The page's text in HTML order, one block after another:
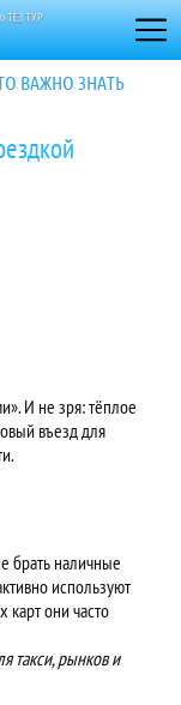
ВАЖНО ЗНАТЬ
И не зря: тёплое
въезд для
брать наличные
используют
карт они часто
такси, рынков и